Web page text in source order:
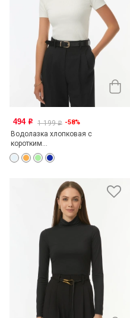
494 o 1 199o -58%
Водолазка хлопковая с
коротким...